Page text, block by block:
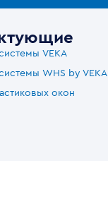
VEKA
WHS by VEKA
окон